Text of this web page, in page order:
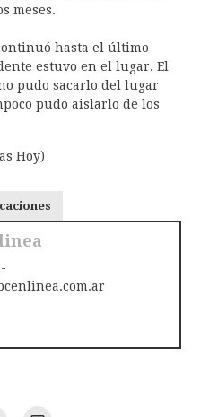
meses.
hasta el último
estuvo en el lugar. El
pudo sacarlo del lugar
pudo aislarlo de los
Hoy)